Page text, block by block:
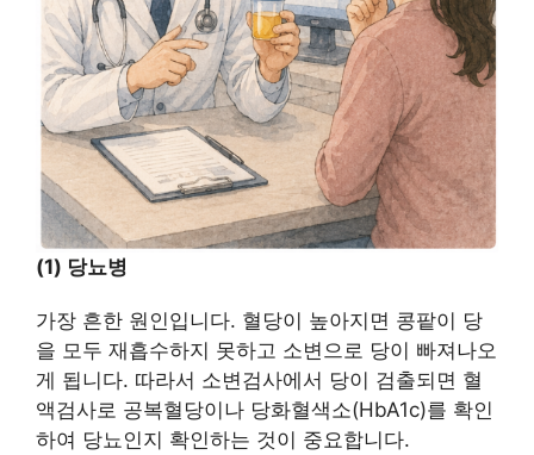
(1) 당뇨병
가장 흔한 원인입니다. 혈당이 높아지면 콩팥이 당
을 모두 재흡수하지 못하고 소변으로 당이 빠져나오
게 됩니다. 따라서 소변검사에서 당이 검출되면 혈
액검사로 공복혈당이나 당화혈색소(HbA1c)를 확인
하여 당뇨인지 확인하는 것이 중요합니다.